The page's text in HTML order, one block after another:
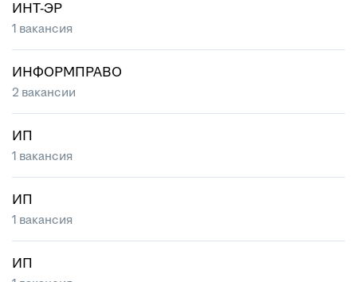
ИНТ-ЭР
1 вакансия
ИНФОРМПРАВО
2 вакансии
ИП
1 вакансия
ИП
1 вакансия
ИП